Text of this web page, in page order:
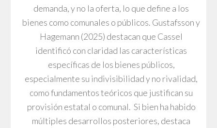
demanda, y no la oferta, lo que define a los
bienes como comunales o públicos. Gustafsson y
Hagemann (2025) destacan que Cassel
identificó con claridad las características
específicas de los bienes públicos,
especialmente su indivisibilidad y no rivalidad,
como fundamentos teóricos que justifican su
provisión estatal o comunal. Si bien ha habido
múltiples desarrollos posteriores, destaca